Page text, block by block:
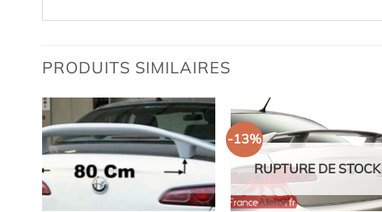
PRODUITS SIMILAIRES
-13%
RUPTURE DE STOCK